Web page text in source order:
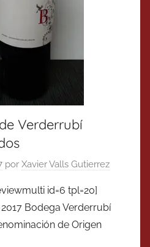
Verderrubí
por Xavier Valls Gutierrez
id=6 tpl=20]
Bodega Verderrubí
de Origen